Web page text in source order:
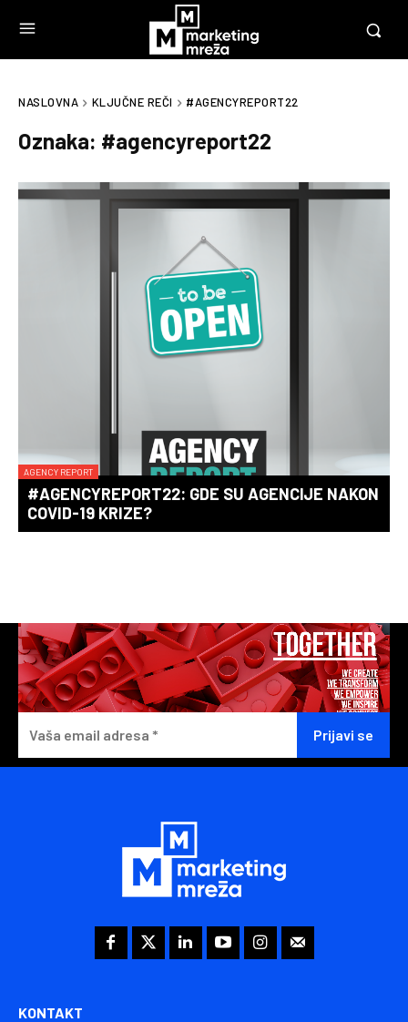
NASLOVNA KLJUČNE REČI #AGENCYREPORT22
Oznaka: #agencyreport22
AGENCY REPORT
#AGENCYREPORT22: GDE SU AGENCIJE NAKON
COVID-19 KRIZE?
KONTAKT